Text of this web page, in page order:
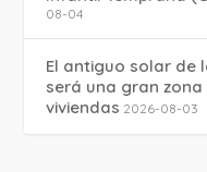
08-04
El antiguo solar de
será una gran
viviendas 2026-08-03